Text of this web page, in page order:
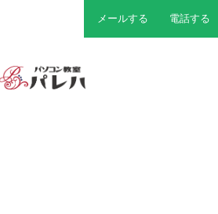
メールする 電話する